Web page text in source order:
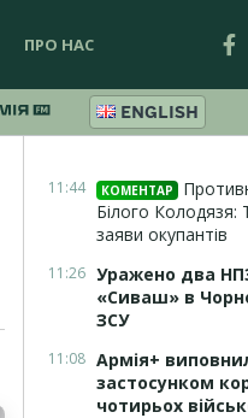
ПРО НАС
ENGLISH
11:44 КОМЕНТАР
Білого Колодязя:
заяви окупантів
11:26 Уражено два
«Сиваш» в
ЗСУ
11:08 Армія+
застосунком
чотирьох